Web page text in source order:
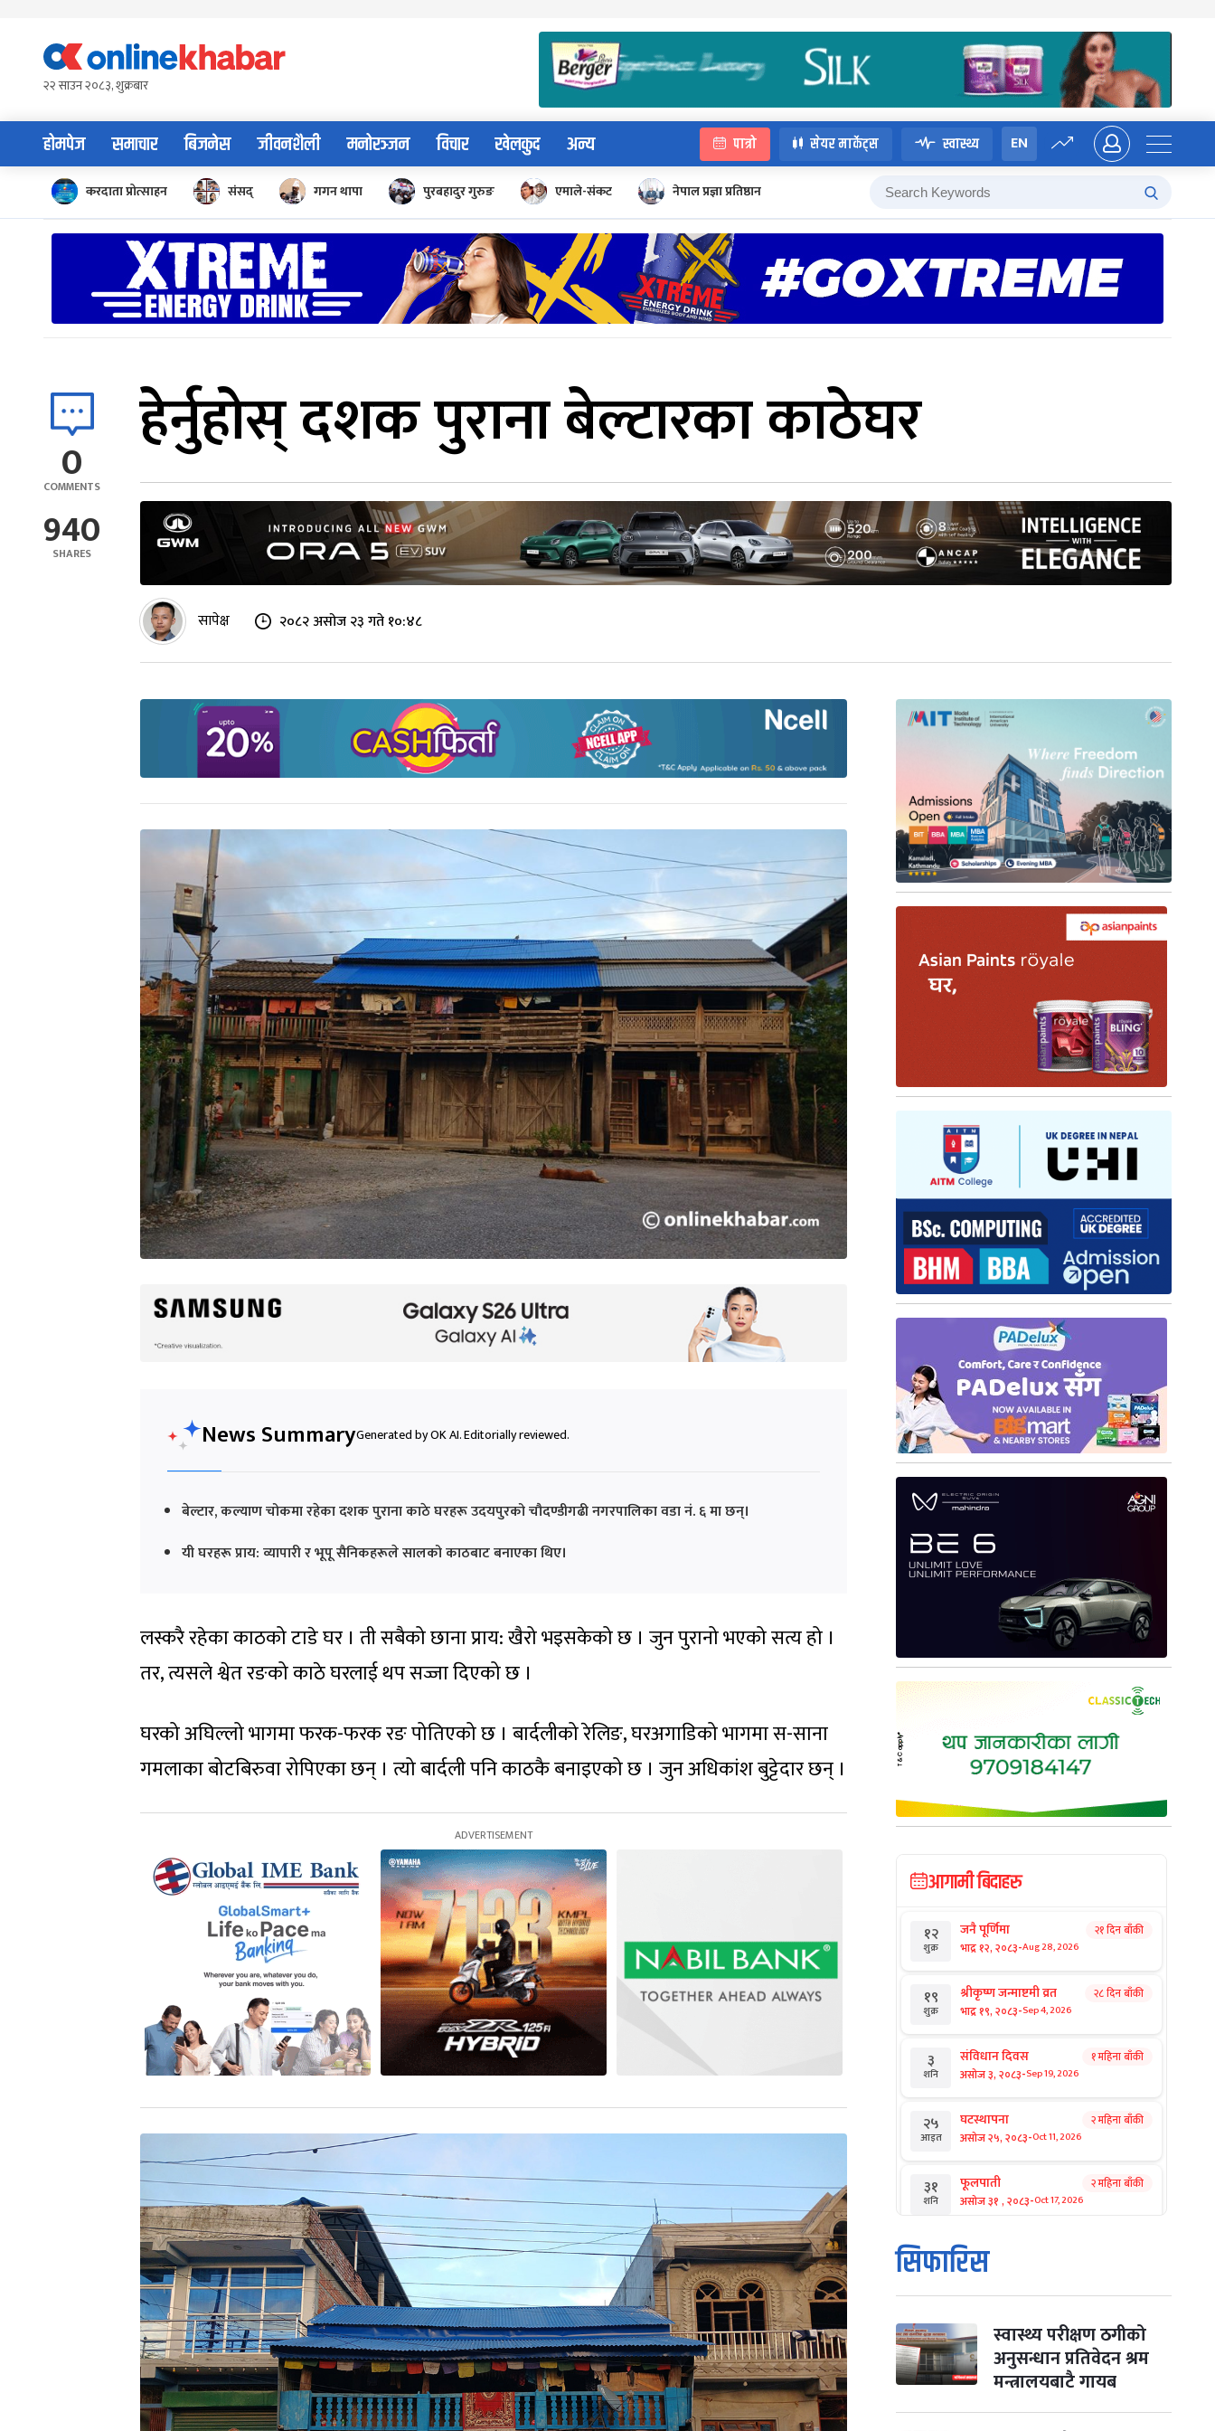
content२२ साउन २०८३, शुक्रबार
होमपेज समाचार बिजनेस जीवनशैली मनोरञ्जन विचार खेलकुद अन्य पात्रो सेयर मार्केट्स स्वास्थ्य EN
करदाता प्रोत्साहन संसद् गगन थापा पुरबहादुर गुरुङ एमाले-संकट नेपाल प्रज्ञा प्रतिष्ठान
0
COMMENTS
940
SHARES
हेर्नुहोस् दशक पुराना बेल्टारका काठेघर
सापेक्ष २०८२ असोज २३ गते १०:४८
News SummaryGenerated by OK AI. Editorially reviewed.
बेल्टार, कल्याण चोकमा रहेका दशक पुराना काठे घरहरू उदयपुरको चौदण्डीगढी नगरपालिका वडा नं. ६ मा छन्।
यी घरहरू प्राय: व्यापारी र भूपू सैनिकहरूले सालको काठबाट बनाएका थिए।
लस्करै रहेका काठको टाडे घर । ती सबैको छाना प्राय: खैरो भइसकेको छ । जुन पुरानो भएको सत्य हो ।
तर, त्यसले श्वेत रङको काठे घरलाई थप सज्जा दिएको छ ।
घरको अघिल्लो भागमा फरक-फरक रङ पोतिएको छ । बार्दलीको रेलिङ, घरअगाडिको भागमा स-साना
गमलाका बोटबिरुवा रोपिएका छन् । त्यो बार्दली पनि काठकै बनाइएको छ । जुन अधिकांश बुट्टेदार छन् ।
आगामी बिदाहरु
१२
शुक्र
जनै पूर्णिमा
भाद्र १२, २०८३-Aug 28, 2026
२१ दिन बाँकी
१९
शुक्र
श्रीकृष्ण जन्माष्टमी व्रत
भाद्र १९, २०८३-Sep 4, 2026
२८ दिन बाँकी
३
शनि
संविधान दिवस
असोज ३, २०८३-Sep 19, 2026
१ महिना बाँकी
२५
आइत
घटस्थापना
असोज २५, २०८३-Oct 11, 2026
२ महिना बाँकी
३१
शनि
फूलपाती
असोज ३१ , २०८३-Oct 17, 2026
२ महिना बाँकी
१
आइत
कार्तिक सङ्क्रान्ति
कार्तिक १, २०८३
मंगल कार्तिक ३, २०८३-Oct 20, 2026
४ विजयादशमी
कार्तिक ४, २०८३-Oct 21, 2026
२ महिना बाँकी
सिफारिस
स्वास्थ्य परीक्षण ठगीको
अनुसन्धान प्रतिवेदन श्रम
मन्त्रालयबाटै गायब